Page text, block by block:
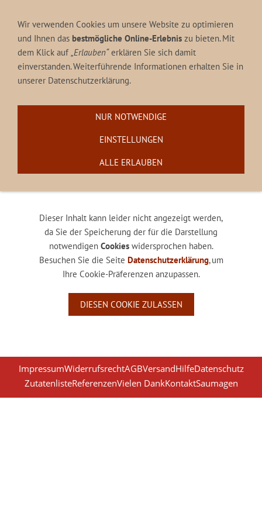
Navigation einblenden
3
Dieser Inhalt kann leider nicht angezeigt werden,
da Sie der Speicherung der für die Darstellung
notwendigen Cookieswidersprochen haben.
Besuchen Sie die Seite Datenschutzerklärung, um
Ihre Cookie-Präferenzen anzupassen.
DIESEN COOKIE ZULASSEN
ImpressumWiderrufsrechtAGBVersandHilfeDatenschutz
ZutatenlisteReferenzenVielen DankKontaktSaumagen
Wir verwenden Cookies um unsere Website zu optimieren
und Ihnen das bestmögliche Online-Erlebnis zu bieten. Mit
dem Klick auf „Erlauben“erklären Sie sich damit
einverstanden. Weiterführende Informationen erhalten Sie in
unserer Datenschutzerklärung.
NUR NOTWENDIGE
EINSTELLUNGEN
ALLE ERLAUBEN